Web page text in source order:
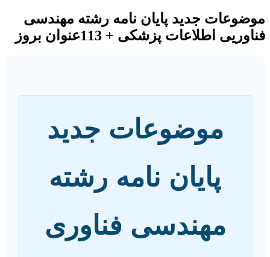
موضوعات جدید پایان نامه رشته مهندسی
فناوریی اطلاعات پزشکی + 113عنوان بروز
موضوعات جدید
پایان نامه رشته
مهندسی فناوری